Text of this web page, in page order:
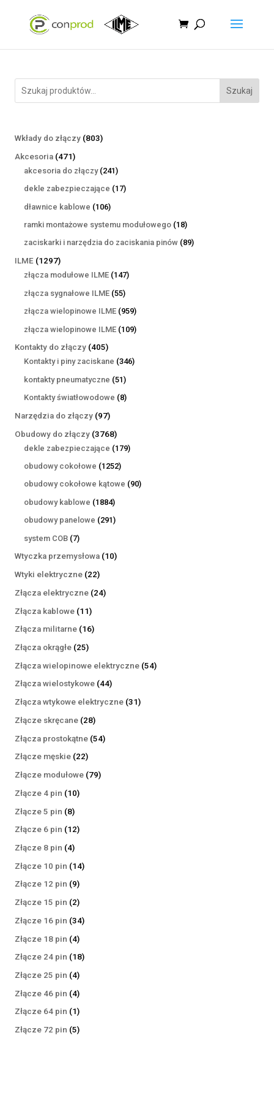
Szukaj
Wkłady do złączy 803803
Akcesoria 471471
produktów
akcesoria do złączy 241241
produktów
dekle zabezpieczające 1717
dławnice kablowe 106106
produktów
ramki montażowe systemu modułowego 1818
produktów
zaciskarki i narzędzia do zaciskania pinów 8989
ILME 12971297
produktów
złącza modułowe ILME 147147
złącza sygnałowe ILME 5555
produktów
złącza wielopinowe ILME 959959
produktów
złącza wielopinowe ILME 109109
Kontakty do złączy 405405
produktów
Kontakty i piny zaciskane 346346
kontakty pneumatyczne 5151
produktów
Kontakty światłowodowe 88
Narzędzia do złączy 9797
produktów
Obudowy do złączy 37683768
produktów
dekle zabezpieczające 179179
obudowy cokołowe 12521252
produkty
obudowy cokołowe kątowe 9090
obudowy kablowe 18841884
produkty
obudowy panelowe 291291
system COB 77
produktów
Wtyczka przemysłowa 1010
Wtyki elektryczne 2222
produkty
Złącza elektryczne 2424
Złącza kablowe 1111
produktów
Złącza militarne 1616
Złącza okrągłe 2525
produktów
Złącza wielopinowe elektryczne 5454
Złącza wielostykowe 4444
produkty
Złącza wtykowe elektryczne 3131
Złącze skręcane 2828
produktów
Złącza prostokątne 5454
Złącze męskie 2222
produkty
Złącze modułowe 7979
Złącze 4 pin 1010
Złącze 5 pin 88
produktów
Złącze 6 pin 1212
Złącze 8 pin 44
produkty
Złącze 10 pin 1414
Złącze 12 pin 99
produktów
Złącze 15 pin 22
produkty
Złącze 16 pin 3434
Złącze 18 pin 44
produkty
Złącze 24 pin 1818
Złącze 25 pin 44
produkty
Złącze 46 pin 44
produkty
Złącze 64 pin 11
produkt
Złącze 72 pin 55